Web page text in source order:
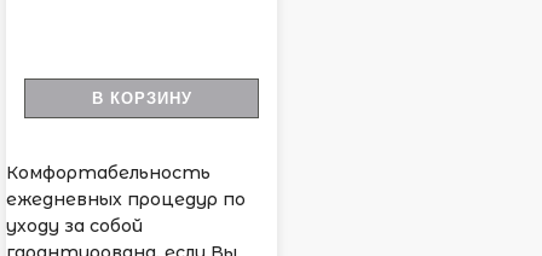
В КОРЗИНУ
Комфортабельность
ежедневных процедур по
уходу за собой